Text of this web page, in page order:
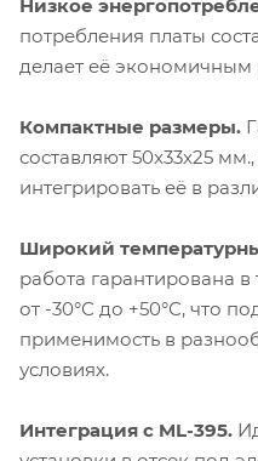
Низкое
потребления платы
делает её
Компактные размеры.
составляют 50x33x25
интегрировать её в
Широкий
работа гарантирована
от -30°С до +50°С, что
применимость в
условиях.
Интеграция с ML-395.